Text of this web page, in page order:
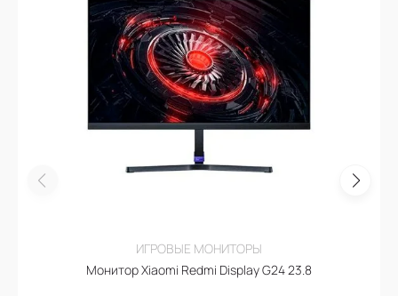
ИГРОВЫЕ МОНИТОРЫ
Монитор Xiaomi Redmi Display G24 23.8